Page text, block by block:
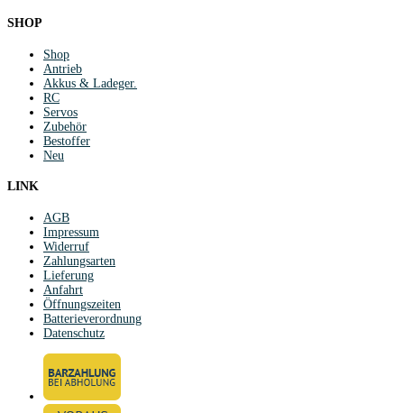
SHOP
Shop
Antrieb
Akkus & Ladeger.
RC
Servos
Zubehör
Bestoffer
Neu
LINK
AGB
Impressum
Widerruf
Zahlungsarten
Lieferung
Anfahrt
Öffnungszeiten
Batterieverordnung
Datenschutz